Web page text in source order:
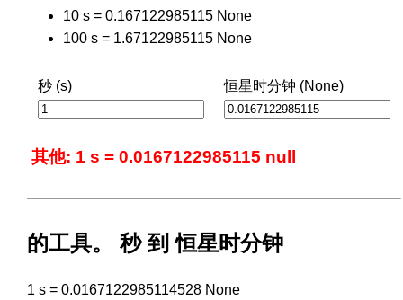
10 s = 0.167122985115 None
100 s = 1.67122985115 None
秒 (s) 恒星时分钟 (None)
其他: 1 s = 0.0167122985115 null
的工具。 秒 到 恒星时分钟
1 s = 0.0167122985114528 None